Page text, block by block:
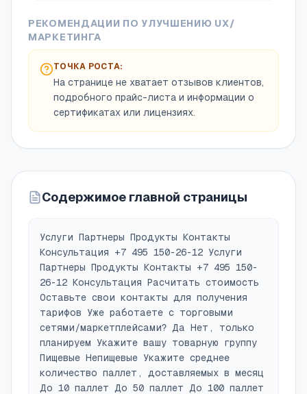
РЕКОМЕНДАЦИИ ПО УЛУЧШЕНИЮ UX/
МАРКЕТИНГА
ТОЧКА РОСТА:
На странице не хватает отзывов клиентов,
подробного прайс-листа и информации о
сертификатах или лицензиях.
Содержимое главной страницы
Услуги Партнеры Продукты Контакты
Консультация +7 495 150-26-12 Услуги
Партнеры Продукты Контакты +7 495 150-
26-12 Консультация Расчитать стоимость
Оставьте свои контакты для получения
тарифов Уже работаете с торговыми
сетями/маркетплейсами? Да Нет, только
планируем Укажите вашу товарную группу
Пищевые Непищевые Укажите среднее
количество паллет, доставляемых в месяц
До 10 паллет До 50 паллет До 100 паллет